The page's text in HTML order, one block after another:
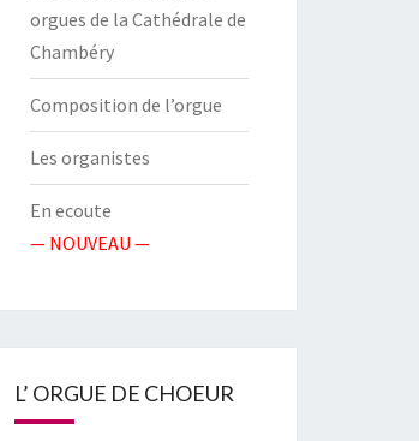
orgues de la Cathédrale de
Chambéry
Composition de l’orgue
Les organistes
En ecoute
— NOUVEAU —
L’ ORGUE DE CHOEUR